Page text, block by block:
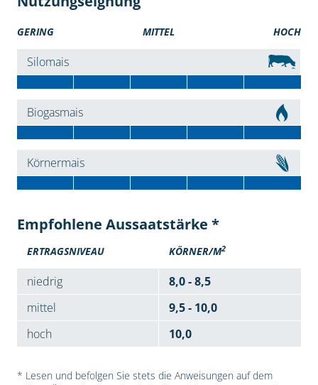
GERING MITTEL HOCH
Silomais
Biogasmais
Körnermais
Empfohlene Aussaatstärke *
ERTRAGSNIVEAU KÖRNER/M2
niedrig
8,0 - 8,5
mittel
9,5 - 10,0
hoch
10,0
* Lesen und befolgen Sie stets die Anweisungen auf dem